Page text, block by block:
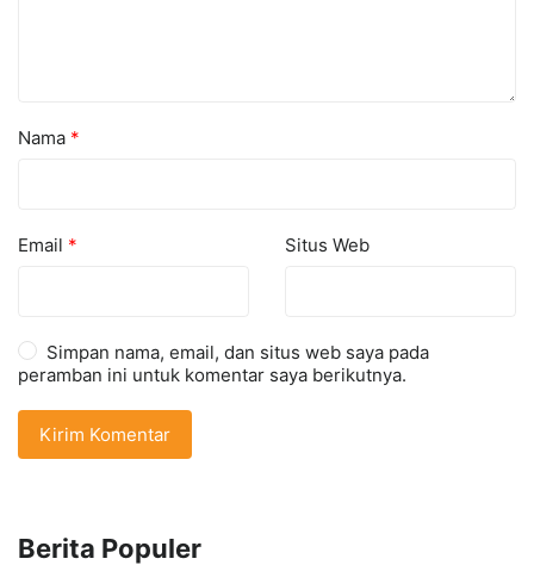
Nama *
Email * Situs Web
Simpan nama, email, dan situs web saya pada
peramban ini untuk komentar saya berikutnya.
Berita Populer